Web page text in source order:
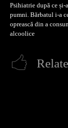
Psihiatrie după ce și-
pumni. Bărbatul i-a
oprească din a
alcoolice